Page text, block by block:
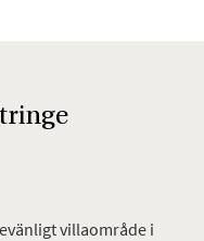
villaområde i